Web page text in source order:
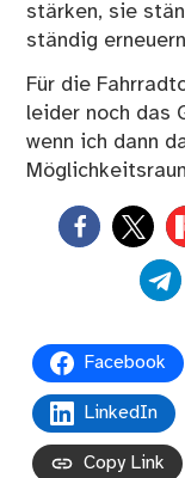
stärken, sie
ständig
Für die
leider noch das
wenn ich dann
Facebook
LinkedIn
Copy Link